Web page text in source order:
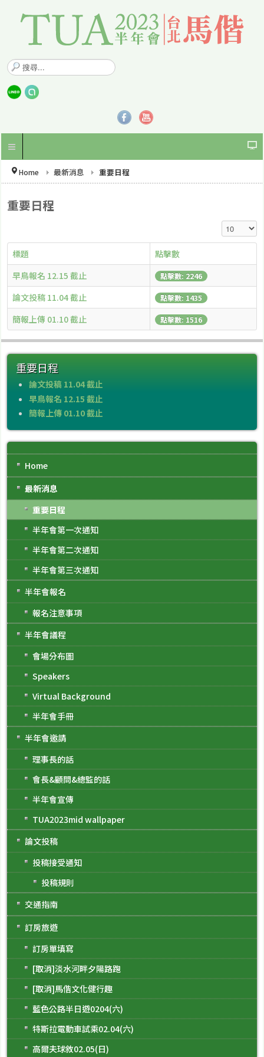
搜
尋
.
.
Home 最新消息 重要日程
重要日程
顯示數目
標題
點擊數
早鳥報名 12.15 截止
點擊數: 2246
論文投稿 11.04 截止 點擊數: 1435
簡報上傳 01.10 截止 點擊數: 1516
重要日程
論文投稿 11.04 截止
早鳥報名 12.15 截止
簡報上傳 01.10 截止
Home
最新消息
重要日程
半年會第一次通知
半年會第二次通知
半年會第三次通知
半年會報名
報名注意事項
半年會議程
會場分布圖
Speakers
Virtual Background
半年會手冊
半年會邀請
理事長的話
會長&顧問&總監的話
半年會宣傳
TUA2023mid wallpaper
論文投稿
投稿接受通知
投稿規則
交通指南
訂房旅遊
訂房單填寫
[取消]淡水河畔夕陽路跑
[取消]馬偕文化健行趣
藍色公路半日遊0204(六)
特斯拉電動車試乘02.04(六)
高爾夫球敘02.05(日)